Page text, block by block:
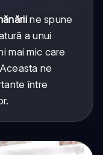
ne spune
a unui
mai mic care
ne
între